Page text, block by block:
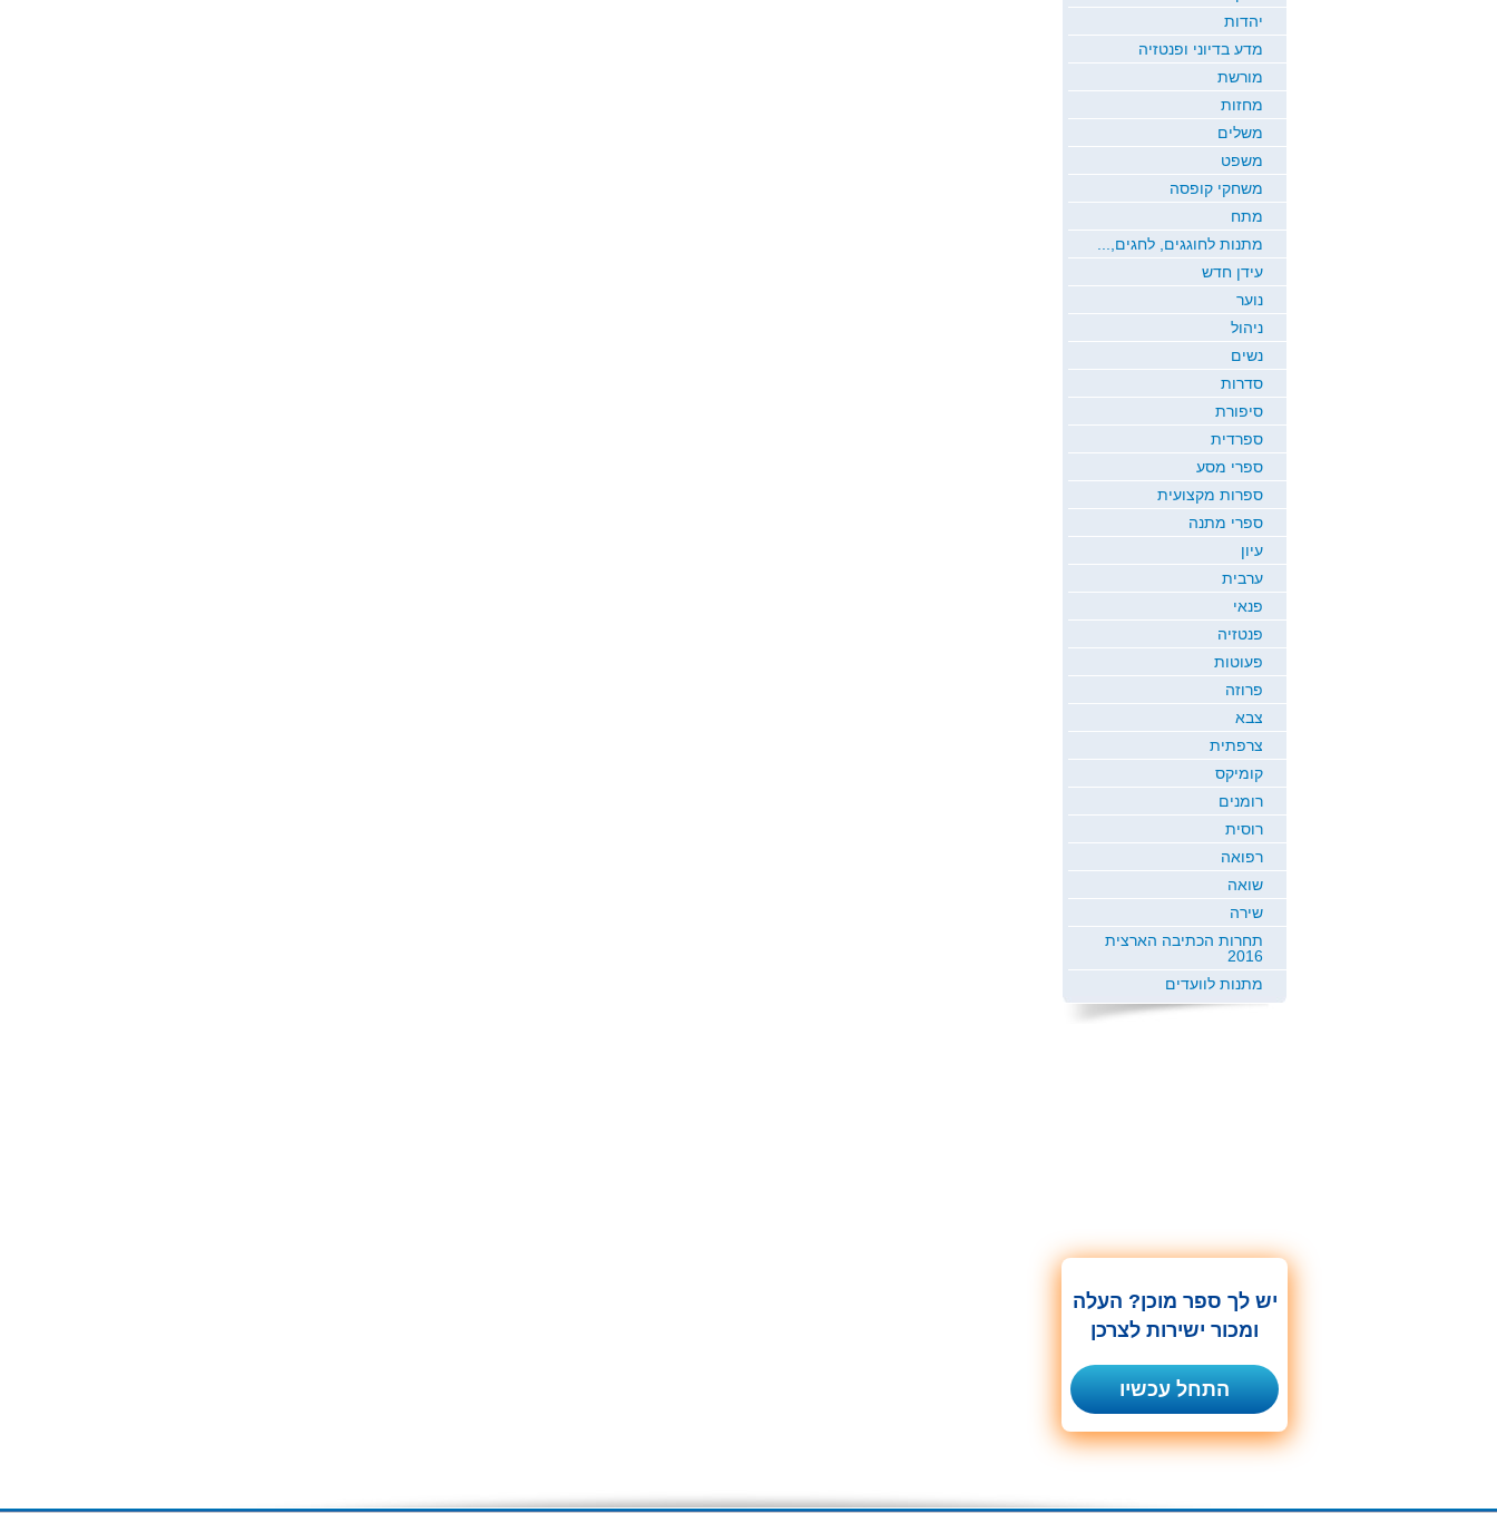
יהדות
מדע בדיוני ופנטזיה
מורשת
מחזות
משלים
משפט
משחקי קופסה
מתח
מתנות לחוגגים, לחגים,...
עידן חדש
נוער
ניהול
נשים
סדרות
סיפורת
ספרדית
ספרי מסע
ספרות מקצועית
ספרי מתנה
עיון
ערבית
פנאי
פנטזיה
פעוטות
פרוזה
צבא
צרפתית
קומיקס
רומנים
רוסית
רפואה
שואה
שירה
תחרות הכתיבה הארצית
2016
מתנות לוועדים
יש לך ספר מוכן? העלה
ומכור ישירות לצרכן
התחל עכשיו